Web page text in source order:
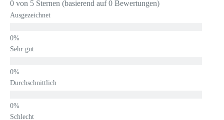
0 von 5 Sternen (basierend auf 0 Bewertungen)
Ausgezeichnet
Sehr gut
Durchschnittlich
Schlecht